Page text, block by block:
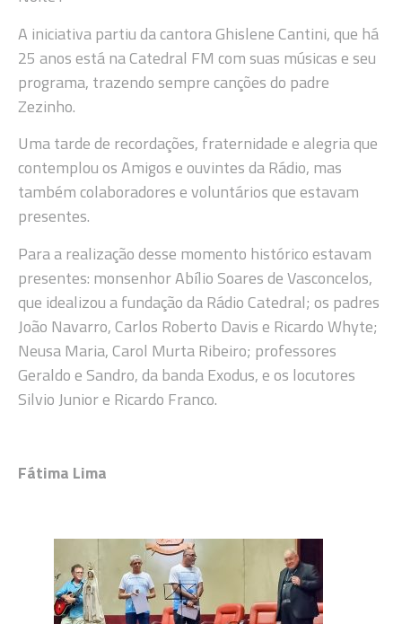
A iniciativa partiu da cantora Ghislene Cantini, que há
25 anos está na Catedral FM com suas músicas e seu
programa, trazendo sempre canções do padre
Zezinho.
Uma tarde de recordações, fraternidade e alegria que
contemplou os Amigos e ouvintes da Rádio, mas
também colaboradores e voluntários que estavam
presentes.
Para a realização desse momento histórico estavam
presentes: monsenhor Abílio Soares de Vasconcelos,
que idealizou a fundação da Rádio Catedral; os padres
João Navarro, Carlos Roberto Davis e Ricardo Whyte;
Neusa Maria, Carol Murta Ribeiro; professores
Geraldo e Sandro, da banda Exodus, e os locutores
Silvio Junior e Ricardo Franco.
Fátima Lima